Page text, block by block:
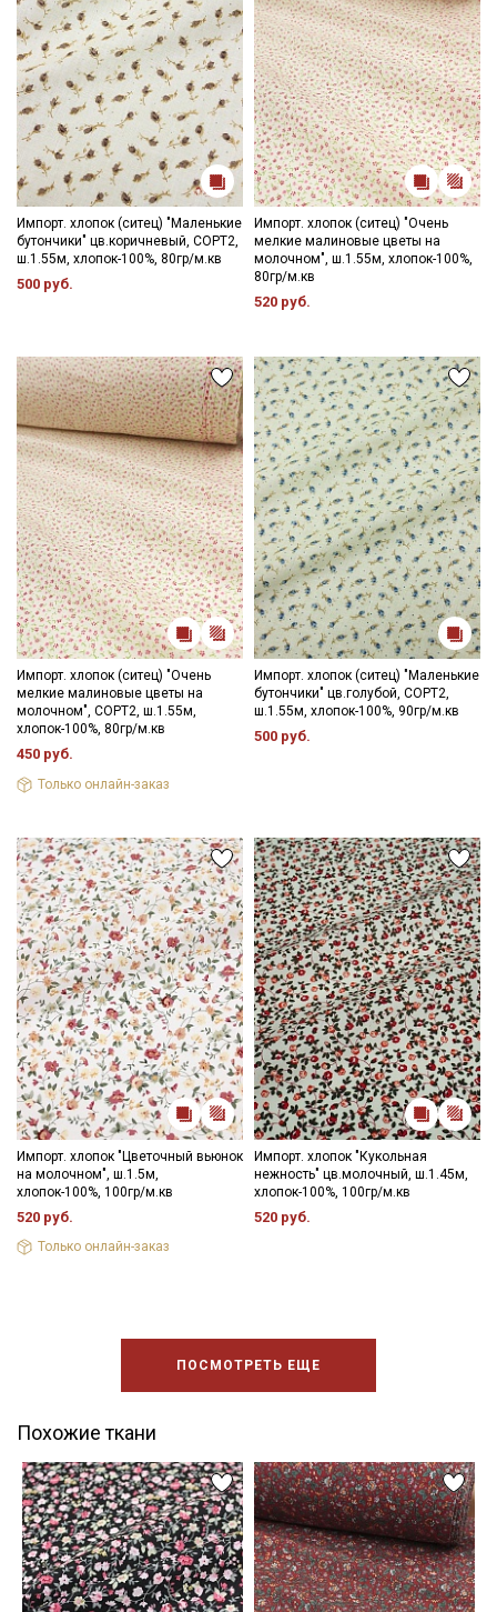
Импорт. хлопок (ситец) "Маленькие
бутончики" цв.коричневый, СОРТ2,
ш.1.55м, хлопок-100%, 80гр/м.кв
500 руб.
Импорт. хлопок (ситец) "Очень
мелкие малиновые цветы на
молочном", ш.1.55м, хлопок-100%,
80гр/м.кв
520 руб.
Импорт. хлопок (ситец) "Очень
мелкие малиновые цветы на
молочном", СОРТ2, ш.1.55м,
хлопок-100%, 80гр/м.кв
450 руб.
Только онлайн-заказ
Импорт. хлопок (ситец) "Маленькие
бутончики" цв.голубой, СОРТ2,
ш.1.55м, хлопок-100%, 90гр/м.кв
500 руб.
Импорт. хлопок "Цветочный вьюнок
на молочном", ш.1.5м,
хлопок-100%, 100гр/м.кв
520 руб.
Только онлайн-заказ
Импорт. хлопок "Кукольная
нежность" цв.молочный, ш.1.45м,
хлопок-100%, 100гр/м.кв
520 руб.
ПОСМОТРЕТЬ ЕЩЕ
Похожие ткани